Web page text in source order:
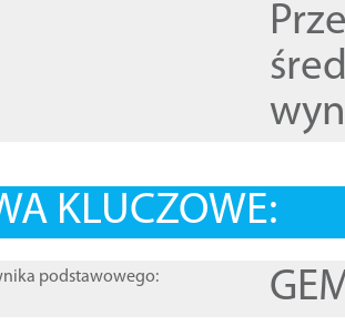
KLUCZOWE:
podstawowego: